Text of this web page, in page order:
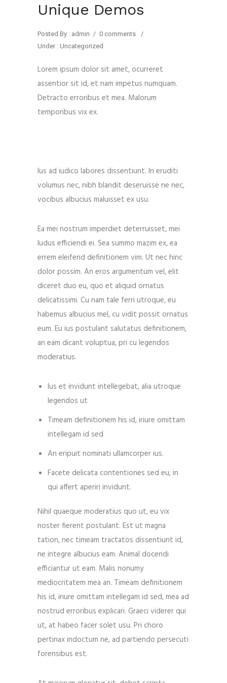
Unique Demos
Posted By : admin / 0 comments
/
Under : Uncategorized
Lorem ipsum dolor sit amet, ocurreret
assentior sit id, et nam impetus numquam.
Detracto erroribus et mea. Malorum
temporibus vix ex.
Ius ad iudico labores dissentiunt. In eruditi
volumus nec, nibh blandit deseruisse ne nec,
vocibus albucius maluisset ex usu.
Ea mei nostrum imperdiet deterruisset, mei
ludus efficiendi ei. Sea summo mazim ex, ea
errem eleifend definitionem vim. Ut nec hinc
dolor possim. An eros argumentum vel, elit
diceret duo eu, quo et aliquid ornatus
delicatissimi. Cu nam tale ferri utroque, eu
habemus albucius mel, cu vidit possit ornatus
eum. Eu ius postulant salutatus definitionem,
an eam dicant voluptua, pri cu legendos
moderatius.
Ius et invidunt intellegebat, alia utroque
legendos ut
Timeam definitionem his id, iriure omittam
intellegam id sed
An eripuit nominati ullamcorper ius.
Facete delicata contentiones sed eu, in
qui affert aperiri invidunt.
Nihil quaeque moderatius quo ut, eu vix
noster fierent postulant. Est ut magna
tation, nec timeam tractatos dissentiunt id,
ne integre albucius eam. Animal docendi
efficiantur ut eam. Malis nonumy
mediocritatem mea an. Timeam definitionem
his id, iriure omittam intellegam id sed, mea ad
nostrud erroribus explicari. Graeci viderer qui
ut, at habeo facer solet usu. Pri choro
pertinax indoctum ne, ad partiendo persecuti
forensibus est.